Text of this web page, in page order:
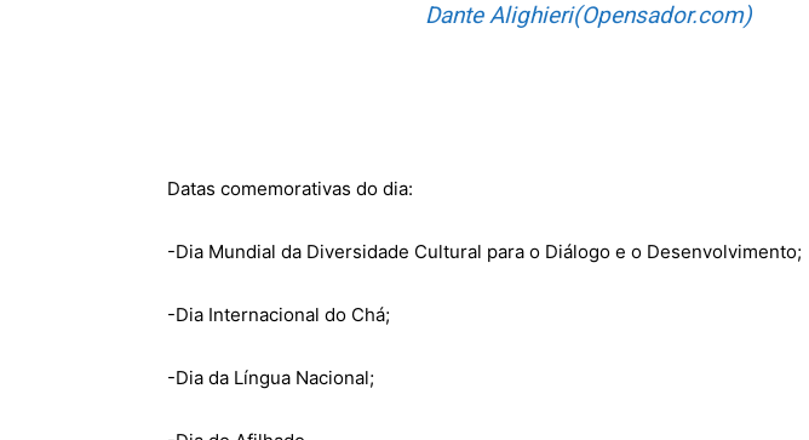
Dante Alighieri(Opensador.com)
Datas comemorativas do dia:
-Dia Mundial da Diversidade Cultural para o Diálogo e o Desenvolvimento;
-Dia Internacional do Chá;
-Dia da Língua Nacional;